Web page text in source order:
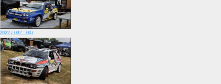
2022 / 032 - 007